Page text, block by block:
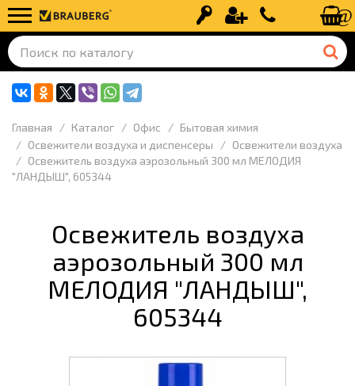
Вход Регистрация+7 (499) 110-
Главная Каталог Офис
Бытовая химия
Освежители воздуха и диспенсеры
Освежители воздуха
Освежитель воздуха аэрозольный 300 мл МЕЛОДИЯ
"ЛАНДЫШ", 605344
Освежитель воздуха
аэрозольный 300 мл
МЕЛОДИЯ "ЛАНДЫШ",
605344